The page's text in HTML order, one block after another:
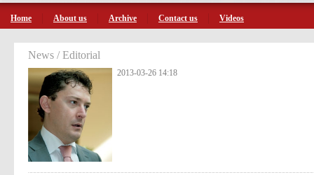
Home About us Archive Contact us Videos
News / Editorial
2013-03-26 14:18